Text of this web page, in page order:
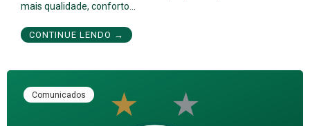
mais qualidade, conforto…
CONTINUE LENDO →
Comunicados